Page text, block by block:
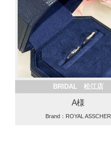
BRIDAL 松江店
A様
Brand：ROYAL ASSCHER